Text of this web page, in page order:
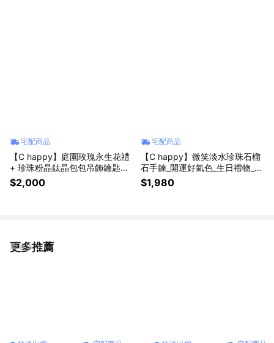
宅配商品
【C happy】庭園玫瑰永生花禮
+ 珍珠粉晶鈦晶包包吊飾鑰匙圈
+愛心粉晶_生日禮物_祝賀禮物
$2,000
宅配商品
【C happy】微笑淡水珍珠石榴
石手鍊_開運好氣色_生日禮物__
新年禮物_情人節禮物
$1,980
更多推薦
看更多